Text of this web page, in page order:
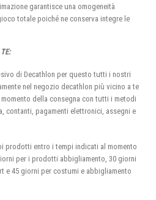
garantisce una omogeneità
totale poiché ne conserva integre le
di Decathlon per questo tutti i nostri
nel negozio decathlon più vicino a te
della consegna con tutti i metodi
contanti, pagamenti elettronici, assegni e
prodotti entro i tempi indicati al momento
per i prodotti abbigliamento, 30 giorni
45 giorni per costumi e abbigliamento